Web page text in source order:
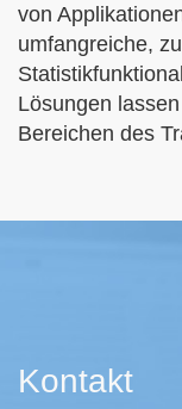
von
umfangreiche,
Lösungen
Bereichen des
Kontakt